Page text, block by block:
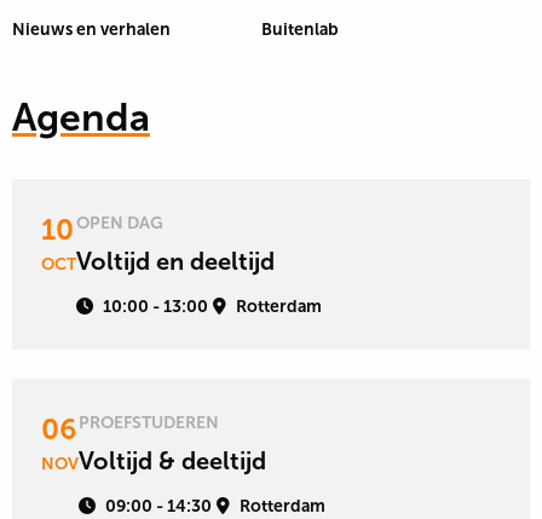
Nieuws en verhalen Buitenlab
Agenda
10
OCT
OPEN DAG
Voltijd en deeltijd
10:00 - 13:00 Rotterdam
Lees
meer
06
NOV
PROEFSTUDEREN
Voltijd & deeltijd
09:00 - 14:30 Rotterdam
Lees
meer